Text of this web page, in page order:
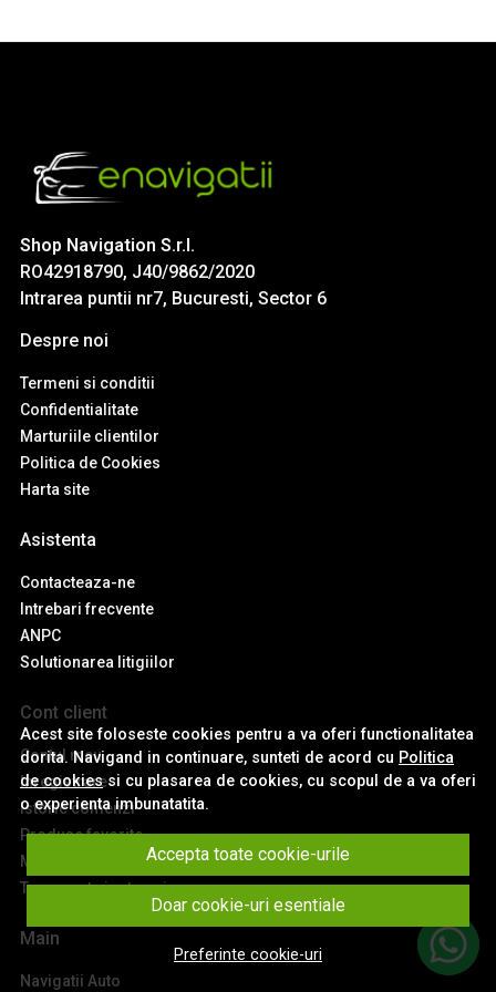
Acest site foloseste cookies pentru a va oferi functionalitatea
dorita. Navigand in continuare, sunteti de acord cu Politica
de cookiessi cu plasarea de cookies, cu scopul de a va oferi
o experienta imbunatatita.
Accepta toate cookie-urile
Doar cookie-uri esentiale
Preferinte cookie-uri
Shop Navigation S.r.l.
RO42918790, J40/9862/2020
Intrarea puntii nr7, Bucuresti, Sector 6
Despre noi
Termeni si conditii
Confidentialitate
Marturiile clientilor
Politica de Cookies
Harta site
Asistenta
Contacteaza-ne
Intrebari frecvente
ANPC
Solutionarea litigiilor
Cont client
Contul meu
Inregistrare
Istoric comenzi
Produse favorite
Metode de plata
Transport si retururi
Main
Navigatii Auto